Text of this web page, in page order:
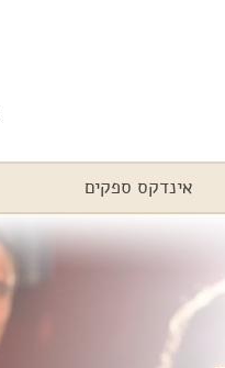
אינדקס ספקים